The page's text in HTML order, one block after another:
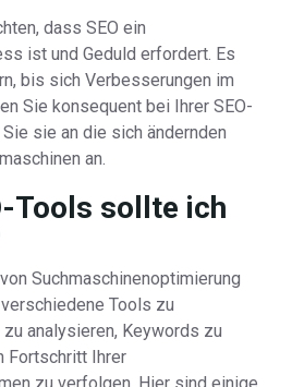
dass SEO ein
ist und Geduld erfordert. Es
bis sich Verbesserungen im
Sie konsequent bei Ihrer SEO-
sie an die sich ändernden
an.
Tools sollte ich
Suchmaschinenoptimierung
Tools zu
analysieren, Keywords zu
Fortschritt Ihrer